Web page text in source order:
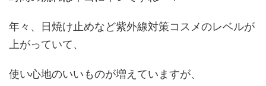
年々、日焼け止めなど紫外線対策コスメのレベルが
上がっていて、
使い心地のいいものが増えていますが、